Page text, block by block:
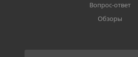
Вопрос-ответ
Обзоры